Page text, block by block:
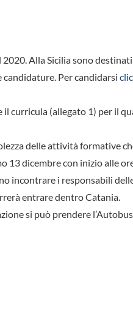
Alla Sicilia sono
Per candidarsi
curricula (allegato 1) per il
delle attività formative
13 dicembre con inizio alle
incontrare i responsabili
entrare dentro Catania.
si può prendere